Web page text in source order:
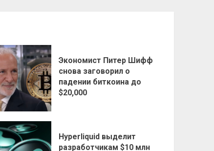
Экономист Питер Шифф
снова заговорил о
падении биткоина до
$20,000
Hyperliquid выделит
разработчикам $10 млн